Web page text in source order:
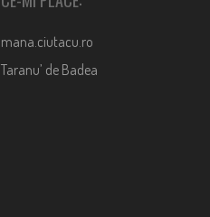
mana.ciutacu.ro
Taranu’ de Badea